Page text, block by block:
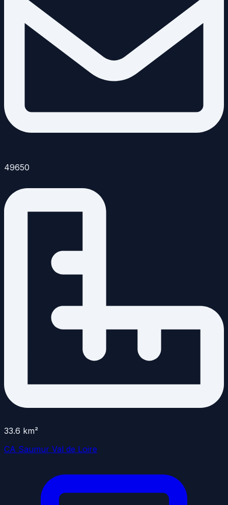
49650
33.6 km²
CA Saumur Val de Loire